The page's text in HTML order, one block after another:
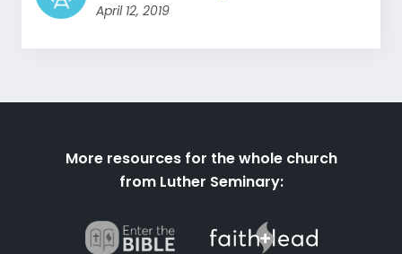
April 12, 2019
More resources for the whole church
from Luther Seminary: